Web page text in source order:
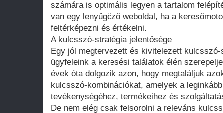
számára is optimális legyen a tartalom
van egy lenyűgöző weboldal, ha a
feltérképezni és értékelni.
A kulcsszó-stratégia jelentősége
Egy jól megtervezett és kivitelezett
ügyfeleink a keresési találatok élén
évek óta dolgozik azon, hogy megtaláljuk
kulcsszó-kombinációkat, amelyek a
tevékenységéhez, termékeihez és
De nem elég csak felsorolni a releváns